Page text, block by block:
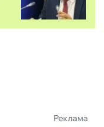
Реклама